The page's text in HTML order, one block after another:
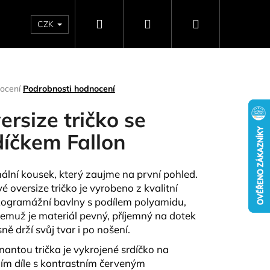
NAPIŠTE NÁM DÁRKOVÉ POUKAZY
CZK Hledat PřihlášeníNákupní
Podrobnosti hodnocení
tričko se
Fallon
kousek, který zaujme na první pohled.
oversize tričko je vyrobeno z kvalitní
bavlny s podílem polyamidu,
je materiál pevný, příjemný na dotek
drží svůj tvar i po nošení.
trička je vykrojené srdíčko na
díle s kontrastním červeným